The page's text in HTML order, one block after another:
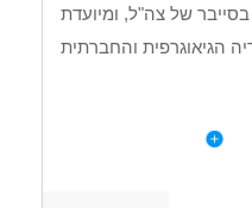
של צה"ל, ומיועדת
הגיאוגרפית והחברתית